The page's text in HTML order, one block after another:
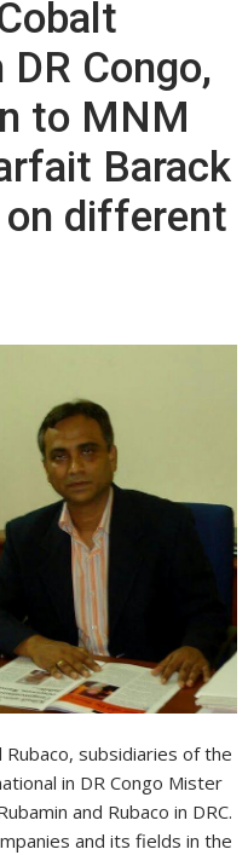
Congo,
to MNM
Barack
on different
Rubaco, subsidiaries of the
in DR Congo Mister
and Rubaco in DRC.
and its fields in the